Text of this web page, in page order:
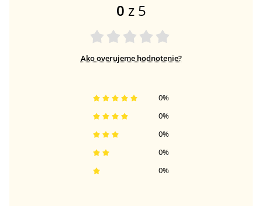
0 z 5
Ako overujeme hodnotenie?
0%
0%
0%
0%
0%